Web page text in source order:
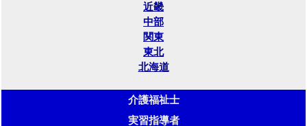
近畿
中部
関東
東北
北海道
介護福祉士
実習指導者